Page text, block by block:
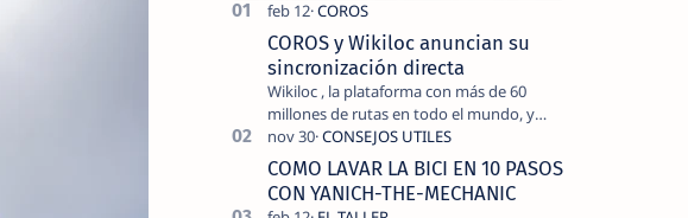
COROS y Wikiloc anuncian su
sincronización directa
Wikiloc , la plataforma con más de 60
millones de rutas en todo el mundo, y
COROS , marca de dispositivos GPS
reconocida mundialmente por su
tecnolo…
COMO LAVAR LA BICI EN 10 PASOS
CON YANICH-THE-MECHANIC